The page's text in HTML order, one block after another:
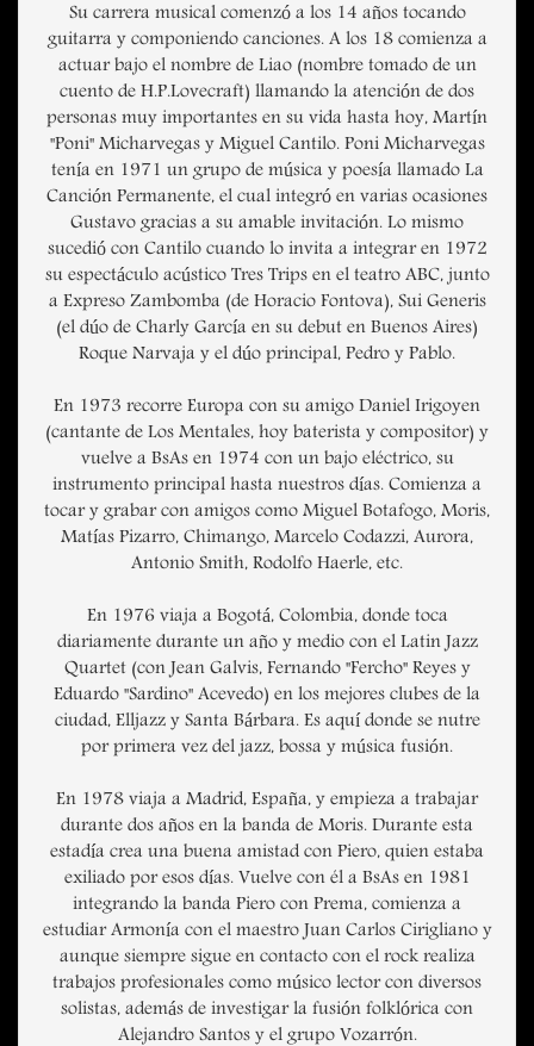
Su carrera musical comenzó a los 14 años tocando
guitarra y componiendo canciones. A los 18 comienza a
actuar bajo el nombre de Liao (nombre tomado de un
cuento de H.P.Lovecraft) llamando la atención de dos
personas muy importantes en su vida hasta hoy, Martín
"Poni" Micharvegas y Miguel Cantilo. Poni Micharvegas
tenía en 1971 un grupo de música y poesía llamado La
Canción Permanente, el cual integró en varias ocasiones
Gustavo gracias a su amable invitación. Lo mismo
sucedió con Cantilo cuando lo invita a integrar en 1972
su espectáculo acústico Tres Trips en el teatro ABC, junto
a Expreso Zambomba (de Horacio Fontova), Sui Generis
(el dúo de Charly García en su debut en Buenos Aires)
Roque Narvaja y el dúo principal, Pedro y Pablo.
En 1973 recorre Europa con su amigo Daniel Irigoyen
(cantante de Los Mentales, hoy baterista y compositor) y
vuelve a BsAs en 1974 con un bajo eléctrico, su
instrumento principal hasta nuestros días. Comienza a
tocar y grabar con amigos como Miguel Botafogo, Moris,
Matías Pizarro, Chimango, Marcelo Codazzi, Aurora,
Antonio Smith, Rodolfo Haerle, etc.
En 1976 viaja a Bogotá, Colombia, donde toca
diariamente durante un año y medio con el Latin Jazz
Quartet (con Jean Galvis, Fernando "Fercho" Reyes y
Eduardo "Sardino" Acevedo) en los mejores clubes de la
ciudad, Elljazz y Santa Bárbara. Es aquí donde se nutre
por primera vez del jazz, bossa y música fusión.
En 1978 viaja a Madrid, España, y empieza a trabajar
durante dos años en la banda de Moris. Durante esta
estadía crea una buena amistad con Piero, quien estaba
exiliado por esos días. Vuelve con él a BsAs en 1981
integrando la banda Piero con Prema, comienza a
estudiar Armonía con el maestro Juan Carlos Cirigliano y
aunque siempre sigue en contacto con el rock realiza
trabajos profesionales como músico lector con diversos
solistas, además de investigar la fusión folklórica con
Alejandro Santos y el grupo Vozarrón.